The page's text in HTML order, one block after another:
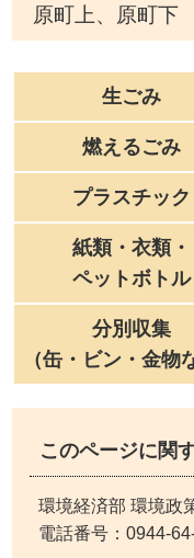
原町上、原町下
生ごみ
燃えるごみ
プラスチック
紙類・衣類・
ペットボトル
分別収集
（缶・ビン・金物
このページに関
環境経済部 環境政
電話番号：0944-